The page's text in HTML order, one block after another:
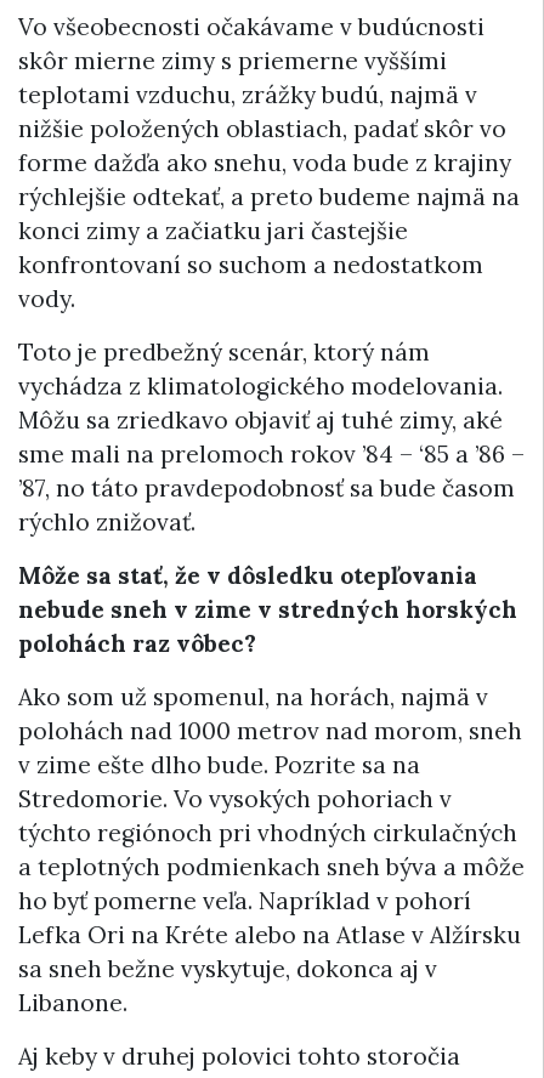
Vo všeobecnosti očakávame v budúcnosti
skôr mierne zimy s priemerne vyššími
teplotami vzduchu, zrážky budú, najmä v
nižšie položených oblastiach, padať skôr vo
forme dažďa ako snehu, voda bude z krajiny
rýchlejšie odtekať, a preto budeme najmä na
konci zimy a začiatku jari častejšie
konfrontovaní so suchom a nedostatkom
vody.
Toto je predbežný scenár, ktorý nám
vychádza z klimatologického modelovania.
Môžu sa zriedkavo objaviť aj tuhé zimy, aké
sme mali na prelomoch rokov ’84 – ‘85 a ’86 –
’87, no táto pravdepodobnosť sa bude časom
rýchlo znižovať.
Môže sa stať, že v dôsledku otepľovania
nebude sneh v zime v stredných horských
polohách raz vôbec?
Ako som už spomenul, na horách, najmä v
polohách nad 1000 metrov nad morom, sneh
v zime ešte dlho bude. Pozrite sa na
Stredomorie. Vo vysokých pohoriach v
týchto regiónoch pri vhodných cirkulačných
a teplotných podmienkach sneh býva a môže
ho byť pomerne veľa. Napríklad v pohorí
Lefka Ori na Kréte alebo na Atlase v Alžírsku
sa sneh bežne vyskytuje, dokonca aj v
Libanone.
Aj keby v druhej polovici tohto storočia